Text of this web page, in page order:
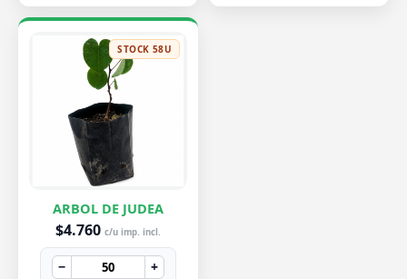
STOCK 58U
ARBOL DE JUDEA
$4.760 c/u imp. incl.
− +